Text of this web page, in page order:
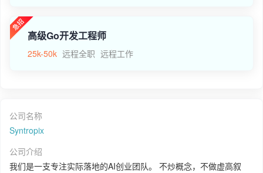
高级Go开发工程师
25k-50k 远程全职 远程工作
公司名称
Syntropix
公司介绍
我们是一支专注实际落地的AI创业团队。 不炒概念，不做虚高叙